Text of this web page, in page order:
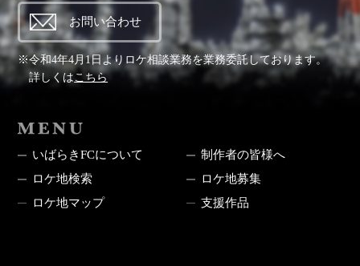
お問い合わせ
※令和4年4月1日よりロケ相談業務を業務委託しております。
詳しくはこちら
いばらきFCについて
制作者の皆様へ
ロケ地検索
ロケ地募集
ロケ地マップ
支援作品